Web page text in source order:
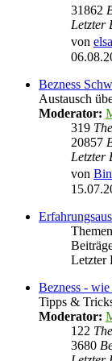
31862
Letzter
von elsa
Bezness
Austausch
Moderator:
319
20857
Letzter
von
Themen
Letzter
Bezness -
Tipps &
Moderator:
122
3680